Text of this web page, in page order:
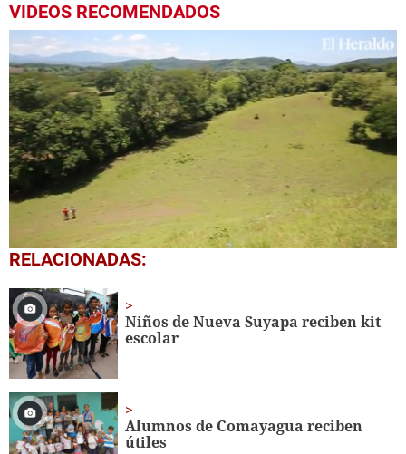
VIDEOS RECOMENDADOS
0
seconds
5
minutes,
13
seconds
RELACIONADAS:
Niños de Nueva Suyapa reciben kit
escolar
Alumnos de Comayagua reciben
útiles